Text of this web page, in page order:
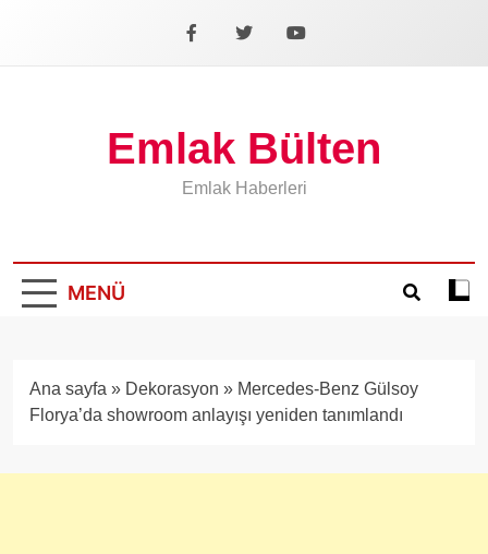
Facebook
X YouTube
Emlak Bülten
Emlak Haberleri
MENÜ
Koyu
Ana sayfa » Dekorasyon » Mercedes-Benz Gülsoy
Florya’da showroom anlayışı yeniden tanımlandı